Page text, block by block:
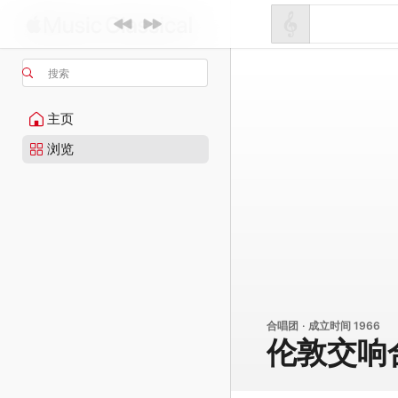
搜索
主页
浏览
合唱团 · 成立时间 1966
伦敦交响